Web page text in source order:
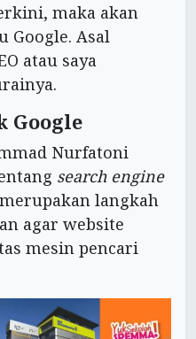
maka akan
Google. Asal
atau saya
Google
Nurfatoni
search engine
merupakan langkah
agar website
mesin pencari